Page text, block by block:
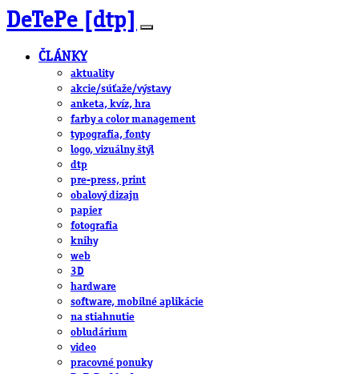
DeTePe [dtp]
ČLÁNKY
aktuality
akcie/súťaže/výstavy
anketa, kvíz, hra
farby a color management
typografia, fonty
logo, vizuálny štýl
dtp
pre-press, print
obalový dizajn
papier
fotografia
knihy
web
3D
hardware
software, mobilné aplikácie
na stiahnutie
obludárium
video
pracovné ponuky